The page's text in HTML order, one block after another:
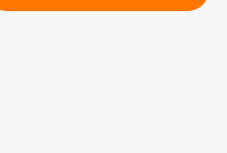
Stellantis et Renault ? >